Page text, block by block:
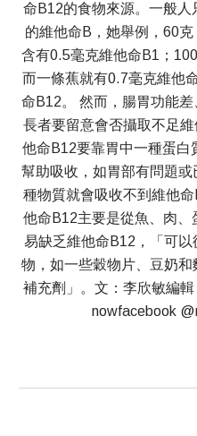
命B12的食物來源。一般
的維他命B，她舉例，60克
含有0.5毫克維他命B1；
而一條蕉就有0.7毫克維他
命B12。 然而，腸胃功能差
長者要留意會否攝取不足
他命B12要靠胃中一種蛋白
幫助吸收，如胃部有問題
種物質就會吸收不到維他
他命B12主要是從魚、肉
易缺乏維他命B12，「可
物，如一些穀物片、豆奶
補充劑」。文：李欣敏編
nowfacebook